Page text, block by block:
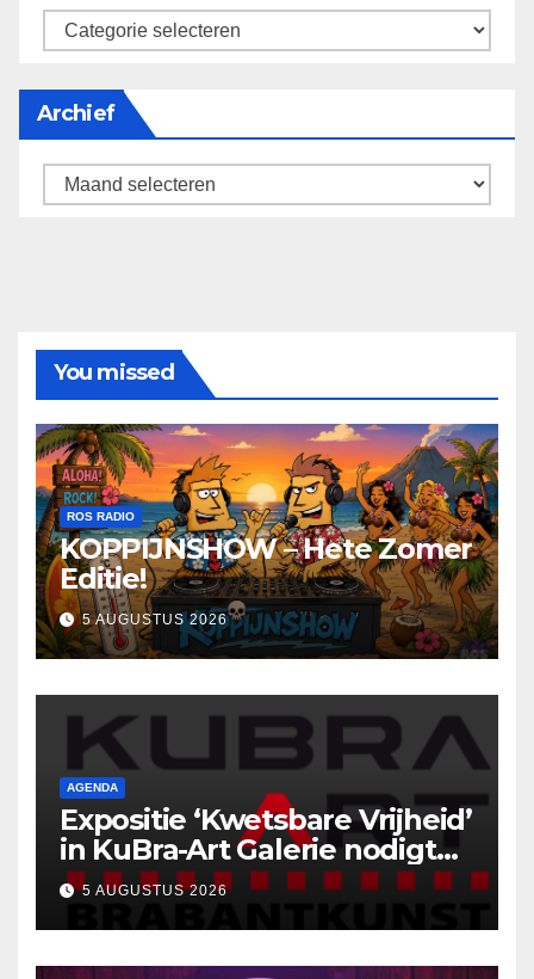
categorieën
Archief
Archief
You missed
ROS RADIO
KOPPIJNSHOW – Hete Zomer
Editie!
5 AUGUSTUS 2026
AGENDA
Expositie ‘Kwetsbare Vrijheid’
in KuBra-Art Galerie nodigt
uit tot ontmoeting en
reflectie
5 AUGUSTUS 2026